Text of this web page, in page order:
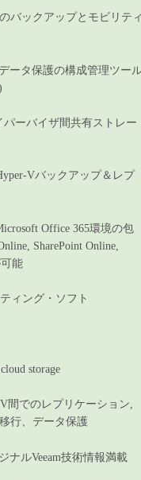
のバックアップとモビリテ
ータ保護の構成管理ツー
パーバイザ間共有ストレー
Vバックアップ＆レプ
Office 365環境の包
SharePoint Online,
能
ィング・ソフト
storage
間でのレプリケーション,
行、データ保護
ナルVeeam技術情報満載